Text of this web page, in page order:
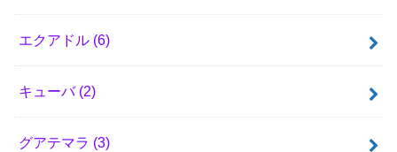
エクアドル (6)
キューバ (2)
グアテマラ (3)